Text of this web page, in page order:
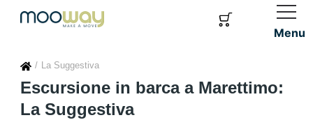
Menu
La Suggestiva
Escursione in barca a Marettimo:
La Suggestiva